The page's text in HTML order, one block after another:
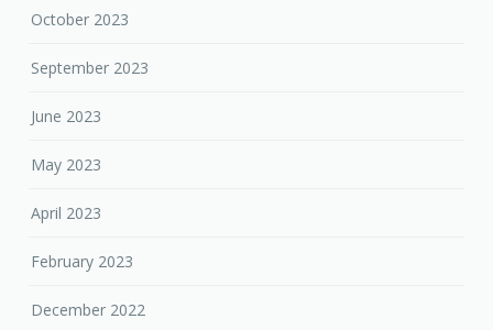
October 2023
September 2023
June 2023
May 2023
April 2023
February 2023
December 2022